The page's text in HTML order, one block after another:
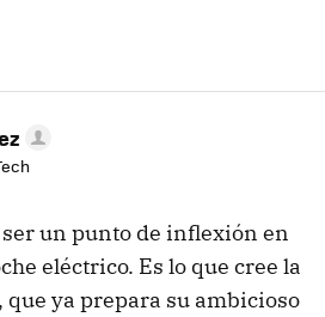
un punto de inflexión en
eléctrico. Es lo que cree la
ya prepara su ambicioso